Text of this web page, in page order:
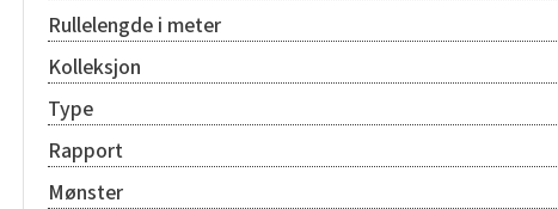
Rullelengde i meter
Kolleksjon
Type
Rapport
Mønster